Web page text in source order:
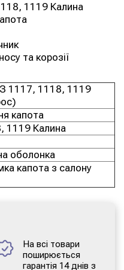
1119 Калина
та корозії
1117, 1118, 1119
капота
1119 Калина
оболонка
капота з салону
На всі товари
поширюється
гарантія 14 днів з